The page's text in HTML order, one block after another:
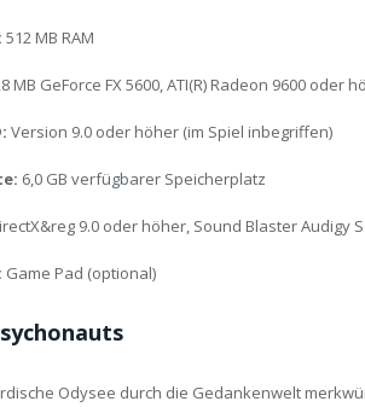
512 MB RAM
MB GeForce FX 5600, ATI(R) Radeon 9600 oder
Version 9.0 oder höher (im Spiel inbegriffen)
6,0 GB verfügbarer Speicherplatz
9.0 oder höher, Sound Blaster Audigy
Game Pad (optional)
Odysee durch die Gedankenwelt